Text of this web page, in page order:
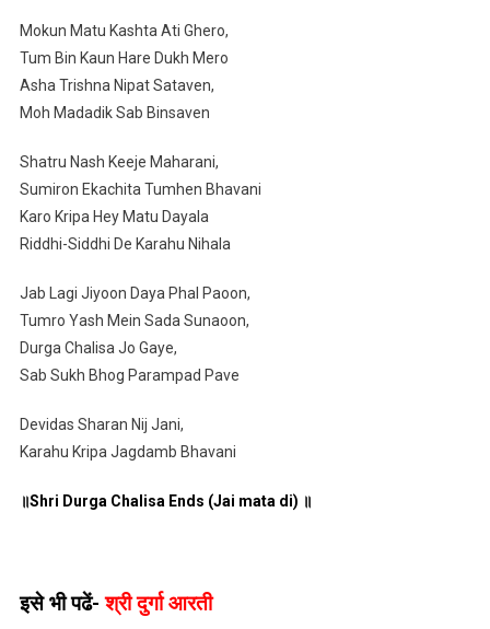
Mokun Matu Kashta Ati Ghero,
Tum Bin Kaun Hare Dukh Mero
Asha Trishna Nipat Sataven,
Moh Madadik Sab Binsaven
Shatru Nash Keeje Maharani,
Sumiron Ekachita Tumhen Bhavani
Karo Kripa Hey Matu Dayala
Riddhi-Siddhi De Karahu Nihala
Jab Lagi Jiyoon Daya Phal Paoon,
Tumro Yash Mein Sada Sunaoon,
Durga Chalisa Jo Gaye,
Sab Sukh Bhog Parampad Pave
Devidas Sharan Nij Jani,
Karahu Kripa Jagdamb Bhavani
॥Shri Durga Chalisa Ends (Jai mata di) ॥
इसे भी पढें- श्री दुर्गा आरती